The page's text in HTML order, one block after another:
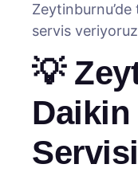
servis
💡